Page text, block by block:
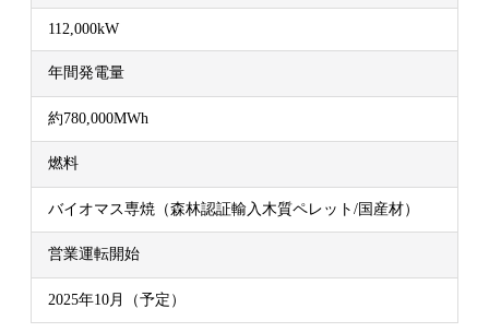
112,000kW
年間発電量
約780,000MWh
燃料
バイオマス専焼（森林認証輸入木質ペレット/国産材）
営業運転開始
2025年10月（予定）